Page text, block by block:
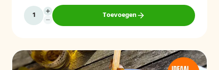
Toevoegen